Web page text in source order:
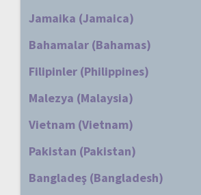
Jamaika (Jamaica)
Bahamalar (Bahamas)
Filipinler (Philippines)
Malezya (Malaysia)
Vietnam (Vietnam)
Pakistan (Pakistan)
Bangladeş (Bangladesh)